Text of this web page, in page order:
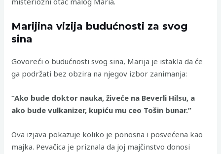
Marijina vizija budućnosti za svog
sina
Govoreći o budućnosti svog sina, Marija je istakla da će
ga podržati bez obzira na njegov izbor zanimanja:
“Ako bude doktor nauka, živeće na Beverli Hilsu, a
ako bude vulkanizer, kupiću mu ceo Tošin bunar.”
Ova izjava pokazuje koliko je ponosna i posvećena kao
majka. Pevačica je priznala da joj majčinstvo donosi